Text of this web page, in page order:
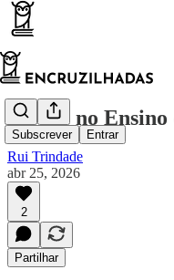
Subscrever Entrar
Inovar no
Rui Trindade
abr 25, 2026
2
Partilhar